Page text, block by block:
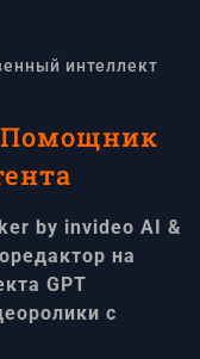
интеллект
Помощник
by invideo AI &
на
GPT
с